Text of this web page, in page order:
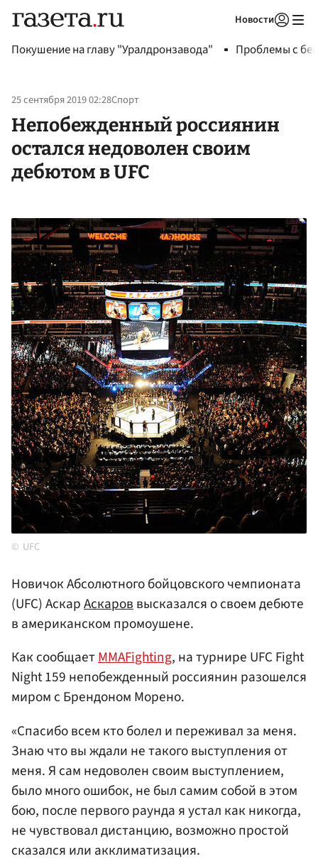
Новости
Покушение на главу "Уралдронзавода" Проблемы с
25 сентября 2019 02:28Спорт
Непобежденный россиянин
остался недоволен своим
дебютом в UFC
UFC
Новичок Абсолютного бойцовского чемпионата
(UFC) АскарАскароввысказался о своем дебюте
в американском промоушене.
Как сообщаетММАFighting, на турнире UFC Fight
Night 159 непобежденный россиянин разошелся
миром с Брендоном Морено.
«Спасибо всем кто болел и переживал за меня.
Знаю что вы ждали не такого выступления от
меня. Я сам недоволен своим выступлением,
было много ошибок, не был самим собой в этом
бою, после первого раунда я устал как никогда,
не чувствовал дистанцию, возможно простой
сказался или акклиматизация.